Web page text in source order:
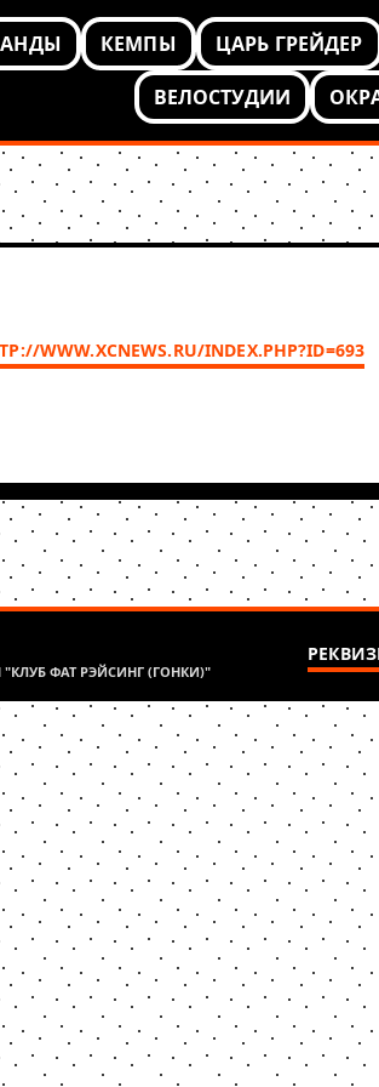
КЕМПЫ ЦАРЬ ГРЕЙДЕР
ВЕЛОСТУДИИ
WWW.XCNEWS.RU/INDEX.PHP?ID=693
ФАТ РЭЙСИНГ (ГОНКИ)"